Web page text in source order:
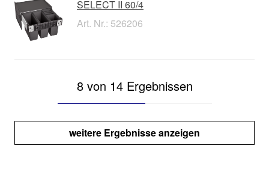
SELECT II 60/4
Art. Nr.: 526206
8 von 14 Ergebnissen
weitere Ergebnisse anzeigen